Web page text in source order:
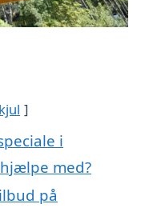
i
med?
på